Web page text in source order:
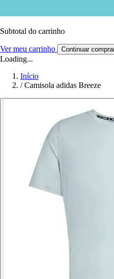
Subtotal do carrinho
Ver meu carrinho Continuar
Loading...
Início
/ Camisola adidas Breeze